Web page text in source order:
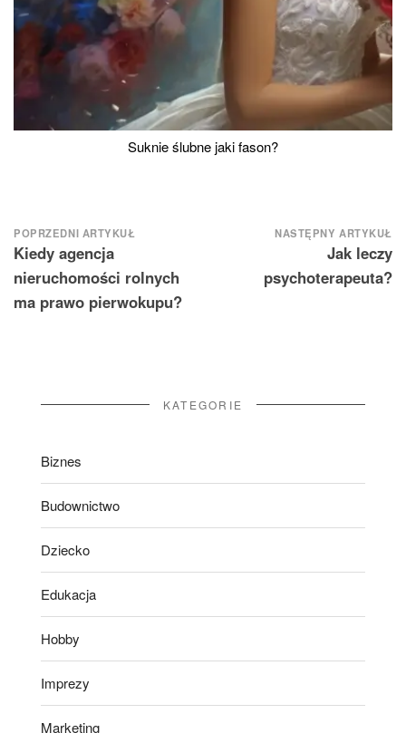
Suknie ślubne jaki fason?
Nawigacja
wpisu
POPRZEDNI ARTYKUŁ
Kiedy agencja
nieruchomości rolnych
ma prawo pierwokupu?
NASTĘPNY ARTYKUŁ
Jak leczy
psychoterapeuta?
KATEGORIE
Biznes
Budownictwo
Dziecko
Edukacja
Hobby
Imprezy
Marketing